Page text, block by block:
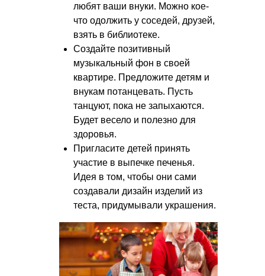
любят ваши внуки. Можно кое-
что одолжить у соседей, друзей,
взять в библиотеке.
Создайте позитивный
музыкальный фон в своей
квартире. Предложите детям и
внукам потанцевать. Пусть
танцуют, пока не запыхаются.
Будет весело и полезно для
здоровья.
Пригласите детей принять
участие в выпечке печенья.
Идея в том, чтобы они сами
создавали дизайн изделий из
теста, придумывали украшения.